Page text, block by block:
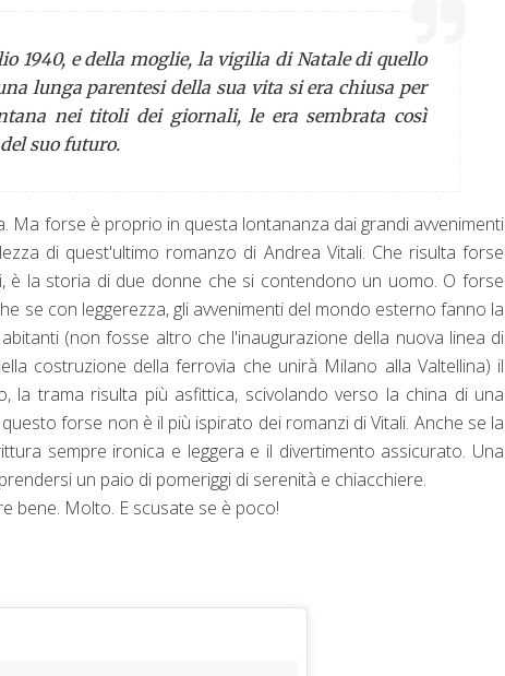
1940, e della moglie, la vigilia di Natale di quello
lunga parentesi della sua vita si era chiusa per
nei titoli dei giornali, le era sembrata così
suo futuro.
Ma forse è proprio in questa lontananza dai grandi avvenimenti
di quest'ultimo romanzo di Andrea Vitali. Che risulta forse
è la storia di due donne che si contendono un uomo. O forse
se con leggerezza, gli avvenimenti del mondo esterno fanno la
(non fosse altro che l'inaugurazione della nuova linea di
costruzione della ferrovia che unirà Milano alla Valtellina) il
la trama risulta più asfittica, scivolando verso la china di una
forse non è il più ispirato dei romanzi di Vitali. Anche se la
sempre ironica e leggera e il divertimento assicurato. Una
un paio di pomeriggi di serenità e chiacchiere.
bene. Molto. E scusate se è poco!